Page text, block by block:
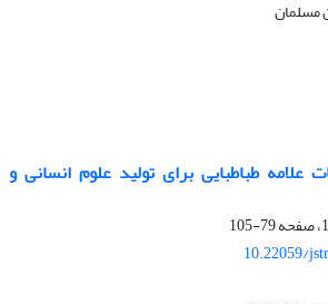
علامه طباطبایی برای تولید علوم انسانی و
79-105
10.22059/